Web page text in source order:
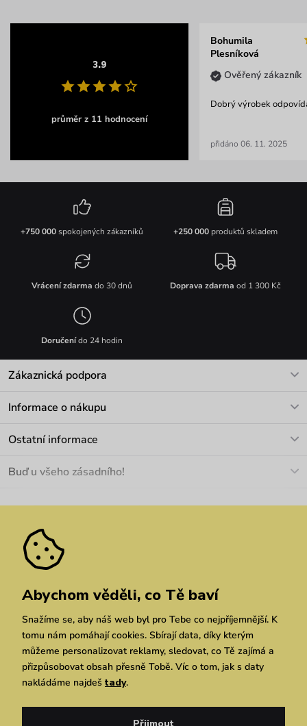
3.9
průměr z 11 hodnocení
Bohumila
Plesníková
Ověřený zákazník
Dobrý výrobek
přidáno 06. 11. 2025
+750 000spokojených zákazníků +250 000produktů skladem
Vrácení zdarma do 30 dnů Doprava zdarma od 1 300 Kč
Doručenído 24 hodin
Zákaznická podpora
Informace o nákupu
Materiály a údržba
Pozáruční opravy
Ostatní informace
Velkoobchod
We Care
Dárkové poukazy
Vuchlook
Prodejny
Praha Brno Chrudim
Buď u všeho zásadního!
Zásady ochrany osobních údajů
Simplia.cz
Abychom věděli, co Tě baví
Snažíme se, aby náš web byl pro Tebe co nejpříjemnější. K
tomu nám pomáhají cookies. Sbírají data, díky kterým
můžeme personalizovat reklamy, sledovat, co Tě zajímá a
přizpůsobovat obsah přesně Tobě. Víc o tom, jak s daty
nakládáme najdeš tady.